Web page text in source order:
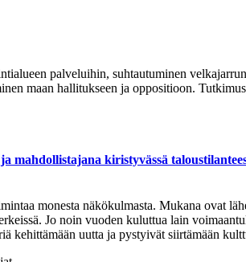
palveluihin, suhtautuminen
maan hallitukseen ja oppositioon.
kiristyvässä
monesta näkökulmasta. Mukana ovat
Jo noin vuoden kuluttua lain
kehittämään uutta ja pystyivät siirtämään